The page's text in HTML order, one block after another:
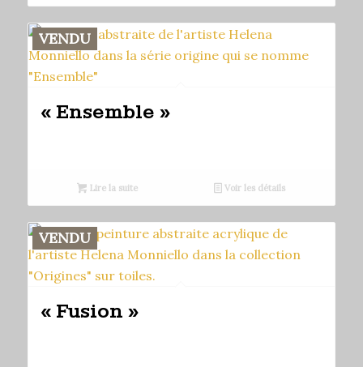
VENDU
« Ensemble »
Lire la suite Voir les détails
VENDU
« Fusion »